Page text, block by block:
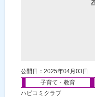
公開日：2025年04月03日
子育て・教育
ハピコミクラブ